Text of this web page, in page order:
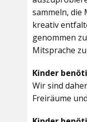
sammeln, die
kreativ
genommen
Mitsprache
Kinder
Wir sind
Freiräume